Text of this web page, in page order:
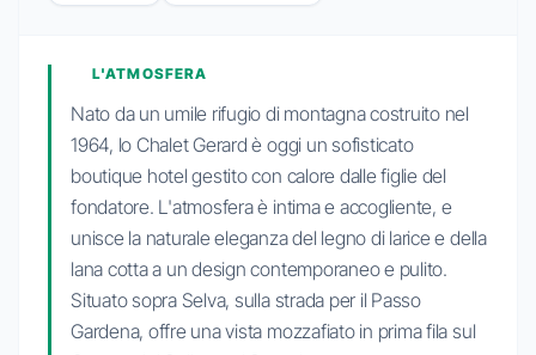
L'ATMOSFERA
Nato da un umile rifugio di montagna costruito nel
1964, lo Chalet Gerard è oggi un sofisticato
boutique hotel gestito con calore dalle figlie del
fondatore. L'atmosfera è intima e accogliente, e
unisce la naturale eleganza del legno di larice e della
lana cotta a un design contemporaneo e pulito.
Situato sopra Selva, sulla strada per il Passo
Gardena, offre una vista mozzafiato in prima fila sul